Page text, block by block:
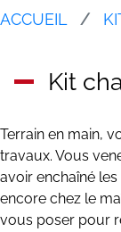
ACCUEIL
Kit
Terrain en main,
travaux. Vous
avoir enchaîné
encore chez le
vous poser pour